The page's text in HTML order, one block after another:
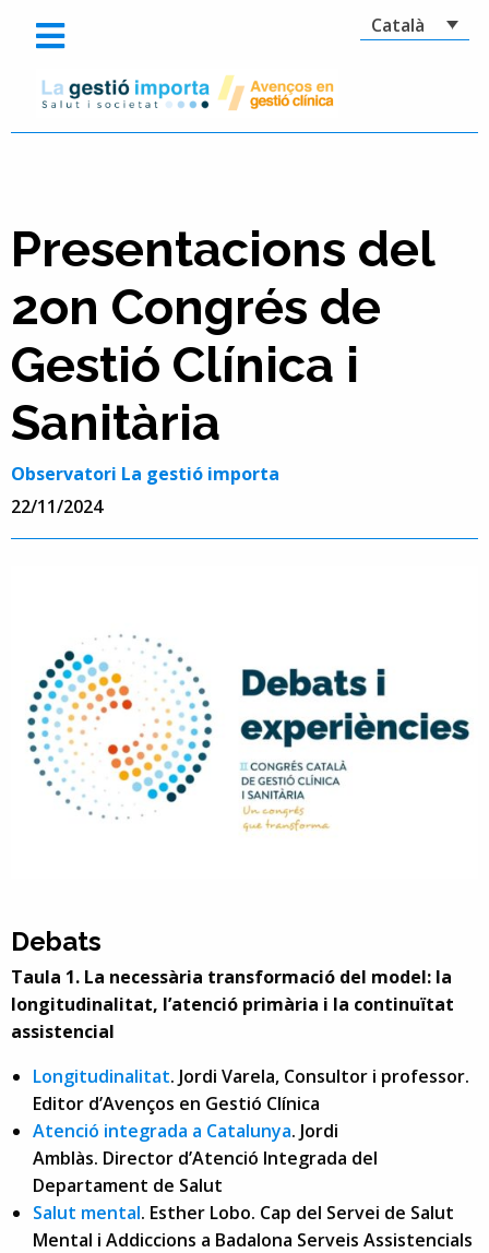
Català
Presentacions del
2on Congrés de
Gestió Clínica i
Sanitària
Observatori La gestió importa
22/11/2024
Debats
Taula 1. La necessària transformació del model: la
longitudinalitat, l’atenció primària i la continuïtat
assistencial
Longitudinalitat. Jordi Varela, Consultor i professor.
Editor d’Avenços en Gestió Clínica
Atenció integrada a Catalunya. Jordi
Amblàs. Director d’Atenció Integrada del
Departament de Salut
Salut mental. Esther Lobo. Cap del Servei de Salut
Mental i Addiccions a Badalona Serveis Assistencials